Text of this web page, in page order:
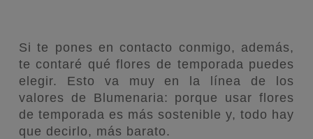
Si te pones en contacto conmigo, además,
te contaré qué flores de temporada puedes
elegir. Esto va muy en la línea de los
valores de Blumenaria: porque usar flores
de temporada es más sostenible y, todo hay
que decirlo, más barato.